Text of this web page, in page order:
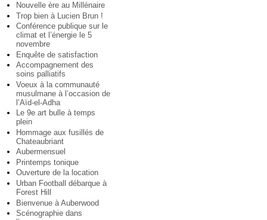
Nouvelle ère au Millénaire
Trop bien à Lucien Brun !
Conférence publique sur le
climat et l’énergie le 5
novembre
Enquête de satisfaction
Accompagnement des
soins palliatifs
Voeux à la communauté
musulmane à l’occasion de
l’Aïd-el-Adha
Le 9e art bulle à temps
plein
Hommage aux fusillés de
Chateaubriant
Aubermensuel
Printemps tonique
Ouverture de la location
Urban Football débarque à
Forest Hill
Bienvenue à Auberwood
Scénographie dans